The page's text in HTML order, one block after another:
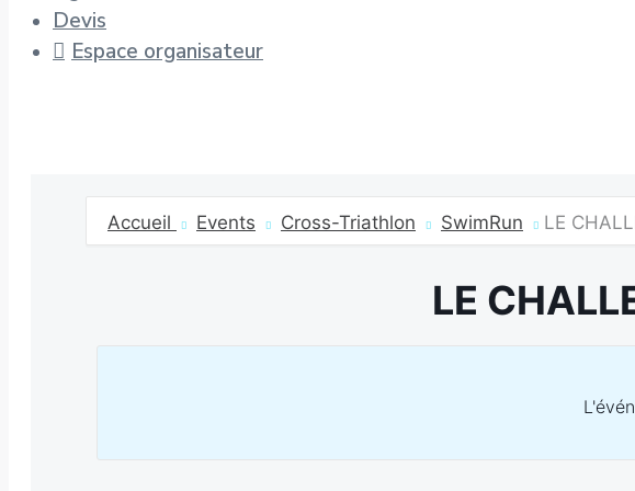
Devis
Espace organisateur
Accueil Events Cross-Triathlon SwimRun LE
LE